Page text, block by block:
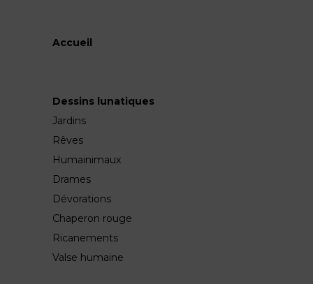
Accueil
Dessins lunatiques
Jardins
Rêves
Humainimaux
Drames
Dévorations
Chaperon rouge
Ricanements
Valse humaine